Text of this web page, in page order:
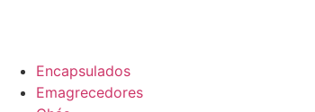
Encapsulados
Emagrecedores